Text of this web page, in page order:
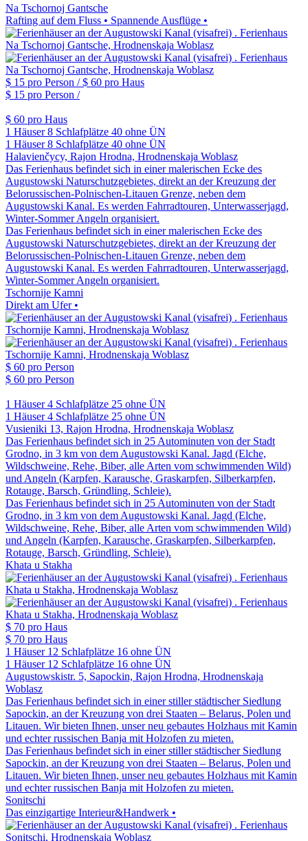
Na Tschornoj Gantsche
Rafting auf dem Fluss • Spannende Ausflüge •
$ 15 pro Person /$ 60 pro Haus
$ 15 pro Person /
$ 60 pro Haus
1 Häuser 8 Schlafplätze 40 ohne ÜN
1 Häuser 8 Schlafplätze 40 ohne ÜN
Halavienčycy, Rajon Hrodna, Hrodnenskaja Woblasz
Das Ferienhaus befindet sich in einer malerischen Ecke des
Augustowski Naturschutzgebietes, direkt an der Kreuzung der
Belorussischen-Polnischen-Litauen Grenze, neben dem
Augustowski Kanal. Es werden Fahrradtouren, Unterwasserjagd,
Winter-Sommer Angeln organisiert.
Das Ferienhaus befindet sich in einer malerischen Ecke des
Augustowski Naturschutzgebietes, direkt an der Kreuzung der
Belorussischen-Polnischen-Litauen Grenze, neben dem
Augustowski Kanal. Es werden Fahrradtouren, Unterwasserjagd,
Winter-Sommer Angeln organisiert.
Tschornije Kamni
Direkt am Ufer •
$ 60 pro Person
$ 60 pro Person
1 Häuser 4 Schlafplätze 25 ohne ÜN
1 Häuser 4 Schlafplätze 25 ohne ÜN
Vusieniki 13, Rajon Hrodna, Hrodnenskaja Woblasz
Das Ferienhaus befindet sich in 25 Autominuten von der Stadt
Grodno, in 3 km von dem Augustowski Kanal. Jagd (Elche,
Wildschweine, Rehe, Biber, alle Arten vom schwimmenden Wild)
und Angeln (Karpfen, Karausche, Graskarpfen, Silberkarpfen,
Rotauge, Barsch, Gründling, Schleie).
Das Ferienhaus befindet sich in 25 Autominuten von der Stadt
Grodno, in 3 km von dem Augustowski Kanal. Jagd (Elche,
Wildschweine, Rehe, Biber, alle Arten vom schwimmenden Wild)
und Angeln (Karpfen, Karausche, Graskarpfen, Silberkarpfen,
Rotauge, Barsch, Gründling, Schleie).
Khata u Stakha
$ 70 pro Haus
$ 70 pro Haus
1 Häuser 12 Schlafplätze 16 ohne ÜN
1 Häuser 12 Schlafplätze 16 ohne ÜN
Augustowskistr. 5, Sapockin, Rajon Hrodna, Hrodnenskaja
Woblasz
Das Ferienhaus befindet sich in einer stiller städtischer Siedlung
Sapockin, an der Kreuzung von drei Staaten – Belarus, Polen und
Litauen. Wir bieten Ihnen, unser neu gebautes Holzhaus mit Kamin
und echter russischen Banja mit Holzofen zu mieten.
Das Ferienhaus befindet sich in einer stiller städtischer Siedlung
Sapockin, an der Kreuzung von drei Staaten – Belarus, Polen und
Litauen. Wir bieten Ihnen, unser neu gebautes Holzhaus mit Kamin
und echter russischen Banja mit Holzofen zu mieten.
Sonitschi
Das einzigartige Interieur&Handwerk •